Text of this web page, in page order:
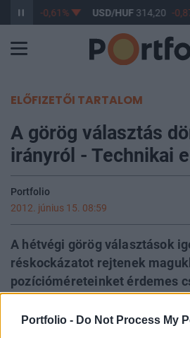
Portfolio - Do Not Process My
363,17 -0,61% USD/HUF314,20 -
ELŐFIZETŐI TARTALOM
A görög választás
irányról - Technikai
Portfolio
2012. június 15. 08:59
A hétvégi görög választások
réskockázatot rejtenek
pozícióméreteinket érdemes
az S&P 500 mellett az arany